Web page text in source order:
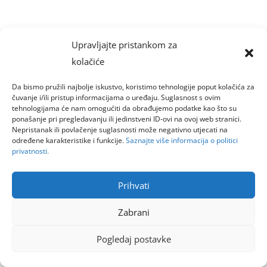
Upravljajte pristankom za
kolačiće
Da bismo pružili najbolje iskustvo, koristimo tehnologije poput kolačića za
čuvanje i/ili pristup informacijama o uređaju. Suglasnost s ovim
tehnologijama će nam omogućiti da obrađujemo podatke kao što su
ponašanje pri pregledavanju ili jedinstveni ID-ovi na ovoj web stranici.
Nepristanak ili povlačenje suglasnosti može negativno utjecati na
određene karakteristike i funkcije.Saznajte više informacija o politici
privatnosti.
Prihvati
Zabrani
Pogledaj postavke